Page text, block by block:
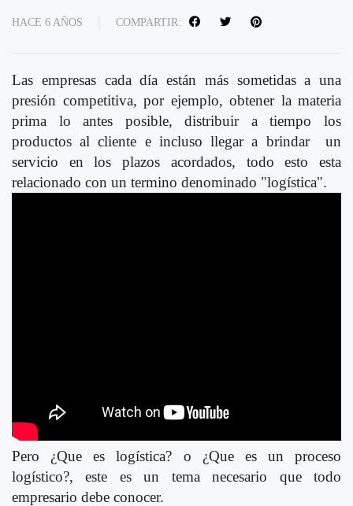
HACE 6 AÑOS COMPARTIR:
Las empresas cada día están más sometidas a una
presión competitiva, por ejemplo, obtener la materia
prima lo antes posible, distribuir a tiempo los
productos al cliente e incluso llegar a brindar un
servicio en los plazos acordados, todo esto esta
relacionado con un termino denominado "logística".
Pero ¿Que es logística? o ¿Que es un proceso
logístico?, este es un tema necesario que todo
empresario debe conocer.